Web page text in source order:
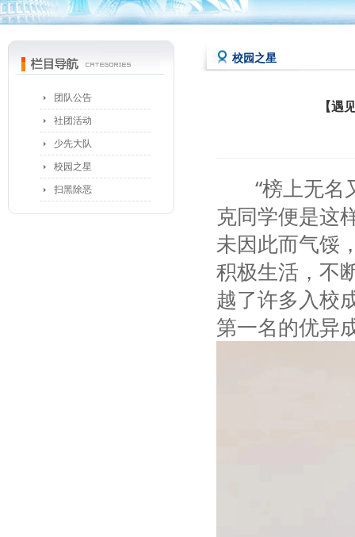
团队公告
社团活动
少先大队
校园之星
扫黑除恶
校园之星
【遇
“榜上无名
克同学便是这
未因此而气馁
积极生活，不
越了许多入校
第一名的优异